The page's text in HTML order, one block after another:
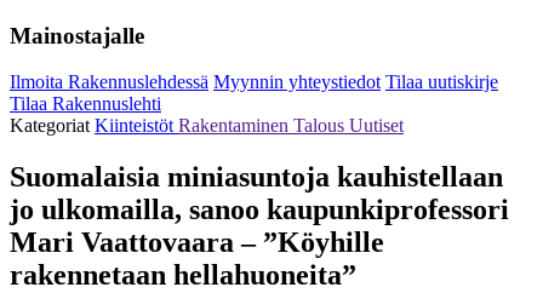
Mainostajalle
Ilmoita Rakennuslehdessä Myynnin yhteystiedot Tilaa uutiskirje
Tilaa Rakennuslehti
KategoriatKiinteistötRakentaminen Talous Uutiset
Suomalaisia miniasuntoja kauhistellaan
jo ulkomailla, sanoo kaupunkiprofessori
Mari Vaattovaara – ”Köyhille
rakennetaan hellahuoneita”